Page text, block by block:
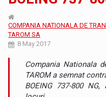
COMPANIA NATIONALA DE
TAROM SA
8 May 2017
Compania Nationala
TAROM a semnat
BOEING 737-800